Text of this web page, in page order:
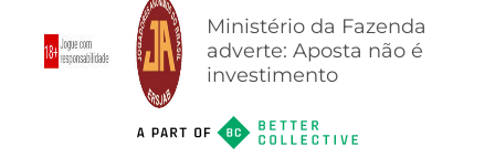
Ministério da Fazenda
adverte: Aposta não é
investimento